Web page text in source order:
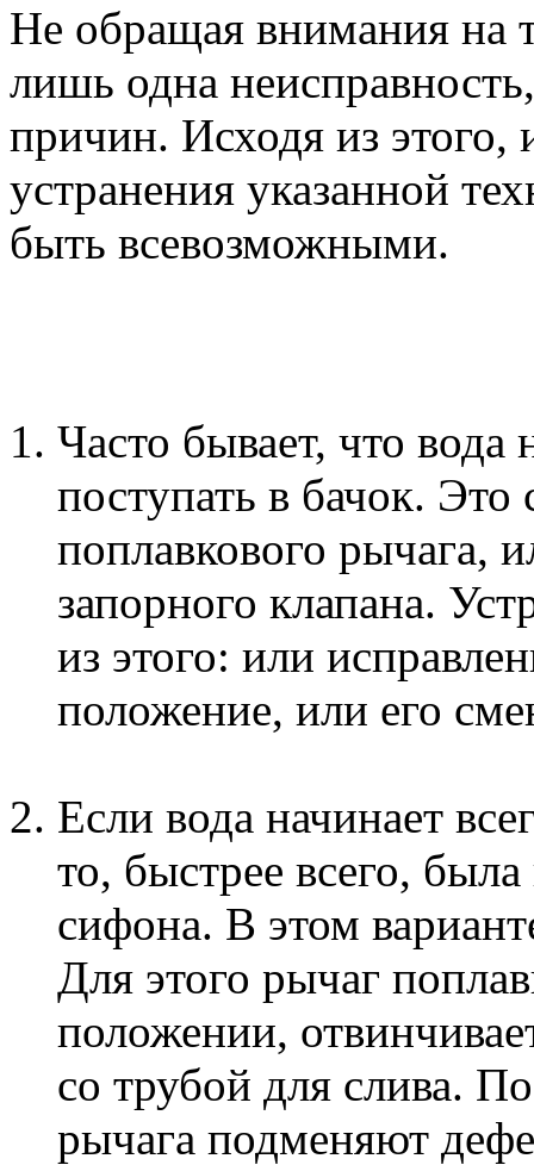
Не обращая внимания на
лишь одна
причин. Исходя из этого,
устранения указанной
быть всевозможными.
Часто бывает, что вода
поступать в бачок. Это
поплавкового рычага,
запорного клапана.
из этого: или
положение, или его
Если вода начинает
то, быстрее всего,
сифона. В этом
Для этого рычаг
положении,
со трубой для слива.
рычага подменяют